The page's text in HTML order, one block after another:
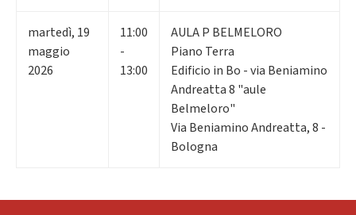
martedì, 19
maggio
2026
11:00
-
13:00
AULA P BELMELORO
Piano Terra
Edificio in Bo - via Beniamino
Andreatta 8 "aule
Belmeloro"
Via Beniamino Andreatta, 8 -
Bologna